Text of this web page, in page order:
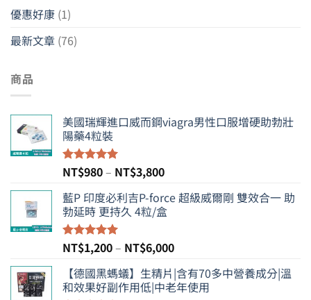
優惠好康 (1)
最新文章 (76)
商品
美國瑞輝進口威而鋼viagra男性口服增硬助勃壯
陽藥4粒裝
評分5.00
滿分 5
NT$980– NT$3,800價
範
圍：
到
NT$3,800
藍P 印度必利吉P-force 超級威爾剛 雙效合一 助
勃延時 更持久 4粒/盒
評分 5.00
滿分 5
NT$1,200– NT$6,000價
範
圍：
【德國黑螞蟻】生精片|含有70多中營養成分|溫
和效果好副作用低|中老年使用